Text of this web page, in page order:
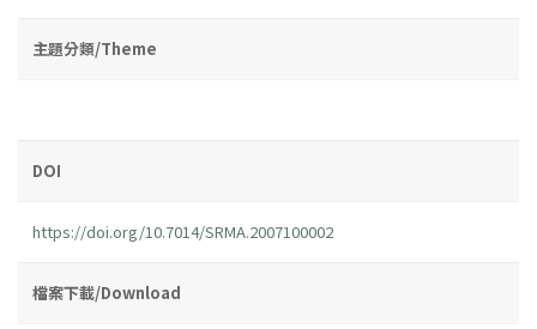
主題分類/Theme
DOI
https://doi.org/10.7014/SRMA.2007100002
檔案下載/Download